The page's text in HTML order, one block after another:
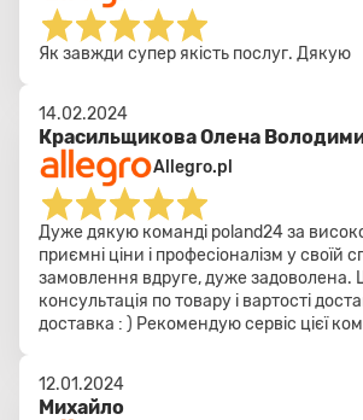
Як завжди супер якість послуг. Дякую
Красильщикова Олена
14.02.2024
Allegro.pl
Дуже дякую команді poland24 за
приємні ціни і професіоналізм у своїй
замовлення вдруге, дуже задоволена.
консультація по товару і вартості
доставка : ) Рекомендую сервіс цієї
Михайло
12.01.2024